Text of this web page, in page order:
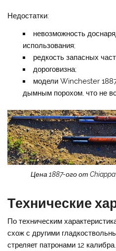
Недостатки:
невозможность
использования;
редкость запасных
дороговизна;
модели Winchester
дымным порохом, что не
Цена 1887-ого от
Технические
По техническим
схож с другими
стреляет патронами 12